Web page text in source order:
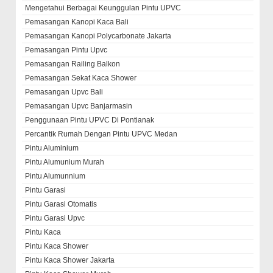
Mengetahui Berbagai Keunggulan Pintu UPVC
Pemasangan Kanopi Kaca Bali
Pemasangan Kanopi Polycarbonate Jakarta
Pemasangan Pintu Upvc
Pemasangan Railing Balkon
Pemasangan Sekat Kaca Shower
Pemasangan Upvc Bali
Pemasangan Upvc Banjarmasin
Penggunaan Pintu UPVC Di Pontianak
Percantik Rumah Dengan Pintu UPVC Medan
Pintu Aluminium
Pintu Alumunium Murah
Pintu Alumunnium
Pintu Garasi
Pintu Garasi Otomatis
Pintu Garasi Upvc
Pintu Kaca
Pintu Kaca Shower
Pintu Kaca Shower Jakarta